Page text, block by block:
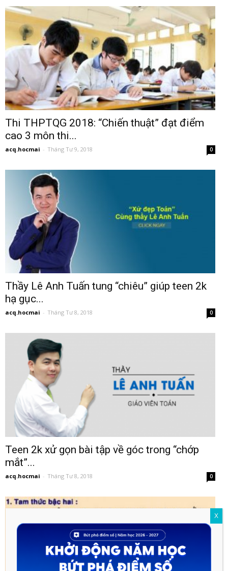
Thi THPTQG 2018: “Chiến thuật” đạt điểm
cao 3 môn thi...
acq.hocmai - Tháng Tư 9, 2018 0
Thầy Lê Anh Tuấn tung “chiêu” giúp teen 2k
hạ gục...
acq.hocmai - Tháng Tư 8, 2018 0
Teen 2k xử gọn bài tập về góc trong “chớp
mắt”...
acq.hocmai - Tháng Tư 8, 2018 0
X